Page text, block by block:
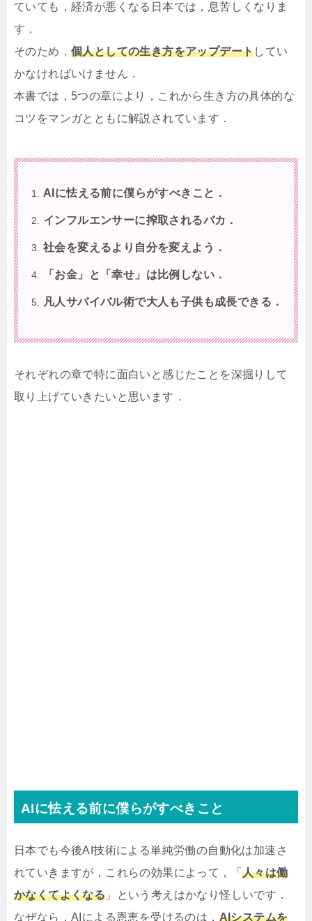
ていても，経済が悪くなる日本では，息苦しくなりま
す．
そのため， 個人としての生き方をアップデートしてい
かなければいけません．
本書では，5つの章により，これから生き方の具体的な
コツをマンガとともに解説されています．
AIに怯える前に僕らがすべきこと．
インフルエンサーに搾取されるバカ．
社会を変えるより自分を変えよう．
「お金」と「幸せ」は比例しない．
凡人サバイバル術で大人も子供も成長できる．
それぞれの章で特に面白いと感じたことを深掘りして
取り上げていきたいと思います．
AIに怯える前に僕らがすべきこと
日本でも今後AI技術による単純労働の自動化は加速さ
れていきますが，これらの効果によって，「 人々は働
かなくてよくなる 」という考えはかなり怪しいです．
なぜなら，AIによる恩恵を受けるのは， AIシステムを